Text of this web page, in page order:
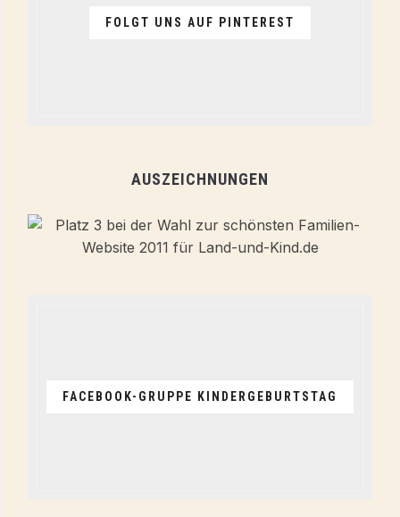
FOLGT UNS AUF PINTEREST
AUSZEICHNUNGEN
FACEBOOK-GRUPPE KINDERGEBURTSTAG